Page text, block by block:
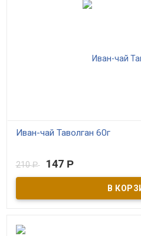
Иван-чай Таволган 60г
противоинфекционными и
свойствами, задерживает рост
210Р 147 Р